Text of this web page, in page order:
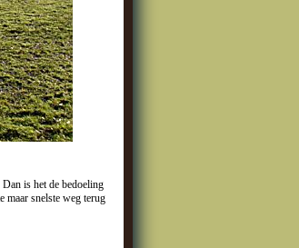
is het de bedoeling
maar snelste weg terug